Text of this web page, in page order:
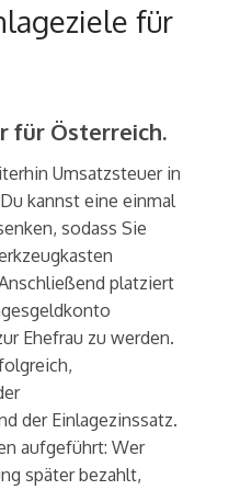
für
für Österreich.
Umsatzsteuer in
kannst eine einmal
sodass Sie
platziert
Ehefrau zu werden.
der Einlagezinssatz.
aufgeführt: Wer
später bezahlt,